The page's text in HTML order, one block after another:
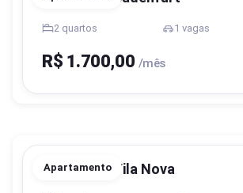
2 quartos 1 vagas
R$ 1.700,00 /mês
Apartamento
Blumenau, Vila Nova